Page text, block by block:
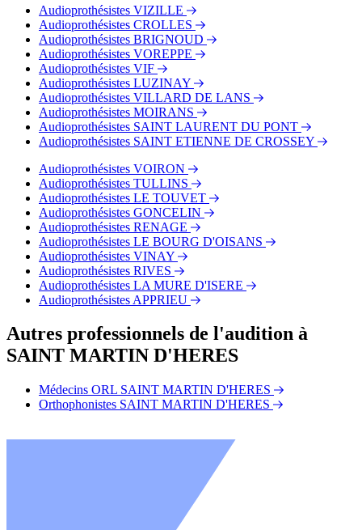
Audioprothésistes VIZILLE
Audioprothésistes CROLLES
Audioprothésistes BRIGNOUD
Audioprothésistes VOREPPE
Audioprothésistes VIF
Audioprothésistes LUZINAY
Audioprothésistes VILLARD DE LANS
Audioprothésistes MOIRANS
Audioprothésistes SAINT LAURENT DU PONT
Audioprothésistes SAINT ETIENNE DE CROSSEY
Audioprothésistes VOIRON
Audioprothésistes TULLINS
Audioprothésistes LE TOUVET
Audioprothésistes GONCELIN
Audioprothésistes RENAGE
Audioprothésistes LE BOURG D'OISANS
Audioprothésistes VINAY
Audioprothésistes RIVES
Audioprothésistes LA MURE D'ISERE
Audioprothésistes APPRIEU
Autres professionnels de l'audition à
SAINT MARTIN D'HERES
Médecins ORL SAINT MARTIN D'HERES
Orthophonistes SAINT MARTIN D'HERES